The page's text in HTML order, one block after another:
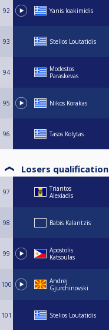
92 Yanis Ioakimidis
93 Stelios Loutatidis
94
Modestos
Paraskevas
95 Nikos Korakas
96 Tasos Kolytas
Losers qualification
97
Triantos
Alexiadis
98 Babis Kalantzis
99
Apostolis
Katsoulas
100
Andrej
Gjurchinovski
101 Stelios Loutatidis